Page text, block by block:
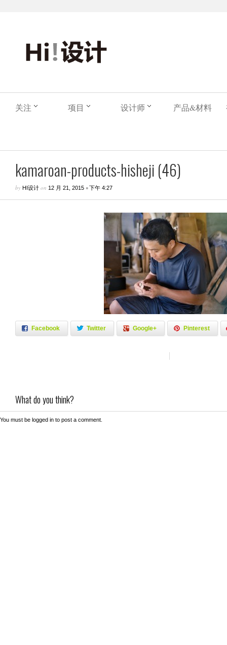
关注 项目 设计师 产品&材料
kamaroan-products-hisheji (46)
by HI设计 on 12 月 21, 2015 •下午 4:27
Facebook Twitter Google+ Pinterest
What do you think?
You must be logged in to post a comment.